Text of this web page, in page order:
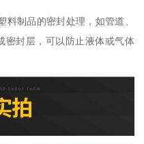
料制品的密封处理，如管道、
密封层，可以防止液体或气体